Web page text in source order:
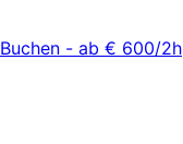
Buchen - ab € 600/2h